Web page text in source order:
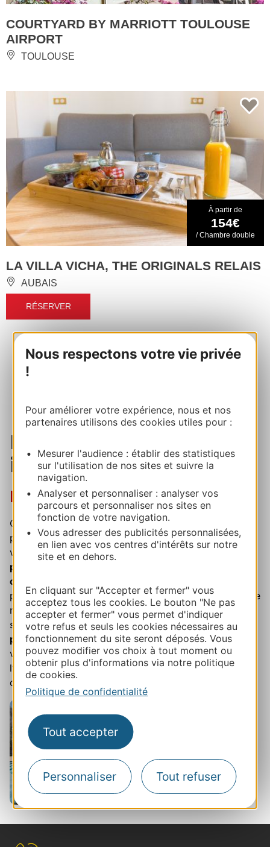
Nous respectons votre vie privée
!
Pour améliorer votre expérience, nous et nos
partenaires utilisons des cookies utiles pour :
Mesurer l'audience : établir des statistiques
sur l'utilisation de nos sites et suivre la
navigation.
Analyser et personnaliser : analyser vos
parcours et personnaliser nos sites en
fonction de votre navigation.
Vous adresser des publicités personnalisées,
en lien avec vos centres d'intérêts sur notre
site et en dehors.
En cliquant sur "Accepter et fermer" vous
acceptez tous les cookies. Le bouton "Ne pas
accepter et fermer" vous permet d'indiquer
votre refus et seuls les cookies nécessaires au
fonctionnement du site seront déposés. Vous
pouvez modifier vos choix à tout moment ou
obtenir plus d'informations via notre politique
de cookies.
Politique de confidentialité
Tout accepter
Personnaliser Tout refuser
COURTYARD BY MARRIOTT TOULOUSE
AIRPORT
TOULOUSE
À partir de
154€
/ Chambre double
LA VILLA VICHA, THE ORIGINALS RELAIS
AUBAIS
RÉSERVER
‹ 1 ... 3 4 5 6 7
Piscine extérieure et/ou
intérieure
Profitez quand vous voulez !
Quoi de mieux pour se délasser après le travail ou
pour s’amuser en famille qu’un bain dans la piscine de
votre hôtel ? Plus de500 hôtels vous proposent une
piscine extérieure et/ou une piscine intérieure
chauffée
profiter pleinement des beaux jours et de la chaleur de
notre belle région dès le mois de juin et jusqu’en
septembre. Avec lespiscines chaufféesou les
piscines couvertes , vous profitez quand vous le
voulez et quelle que soit la saison ou la météo de
l’agrément et du délassement d’une baignade au pied
de votre chambre. Faites-vous plaisir !